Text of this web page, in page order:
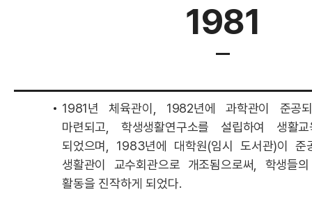
1981
1981년 체육관이, 1982년에 과학관이 준공
마련되고, 학생생활연구소를 설립하여 생활
되었으며, 1983년에 대학원(임시 도서관)이
생활관이 교수회관으로 개조됨으로써, 학생들
활동을 진작하게 되었다.